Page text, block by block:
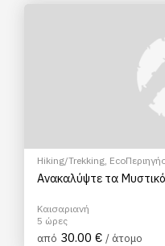
Hiking/Trekking,
Πολιτιστικά - Πολιτισμικά
Ανακαλύψτε τα
Καισαριανή
5 ώρες
από 30.00 € / άτομο